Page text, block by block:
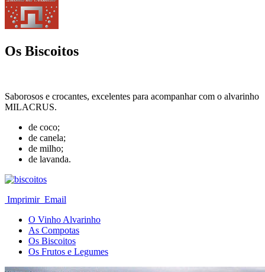
Os Biscoitos
Saborosos e crocantes, excelentes para acompanhar com o alvarinho
MILACRUS.
de coco;
de canela;
de milho;
de lavanda.
Imprimir Email
O Vinho Alvarinho
As Compotas
Os Biscoitos
Os Frutos e Legumes